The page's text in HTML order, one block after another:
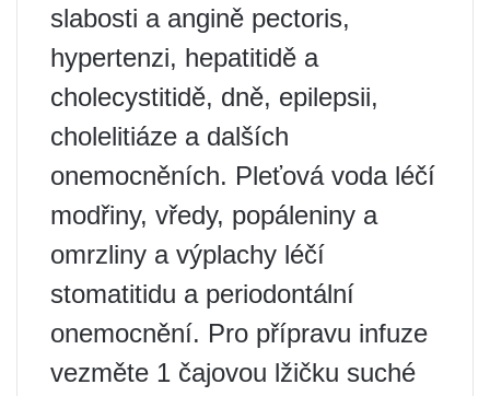
slabosti a angině pectoris,
hypertenzi, hepatitidě a
cholecystitidě, dně, epilepsii,
cholelitiáze a dalších
onemocněních. Pleťová voda léčí
modřiny, vředy, popáleniny a
omrzliny a výplachy léčí
stomatitidu a periodontální
onemocnění. Pro přípravu infuze
vezměte 1 čajovou lžičku suché